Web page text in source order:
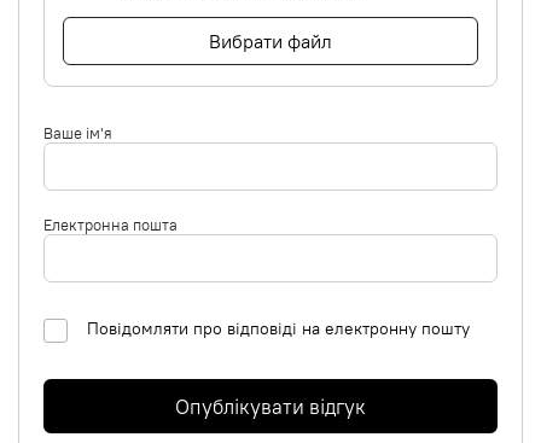
Вибрати файл
Ваше ім'я
Електронна пошта
Повідомляти про відповіді на електронну пошту
Опублікувати відгук